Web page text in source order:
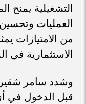
التشغيلية يمنح
العمليات وتحسين
من الامتيازات
الاستثمارية في
وشدد سامر شقير
قبل الدخول في أي